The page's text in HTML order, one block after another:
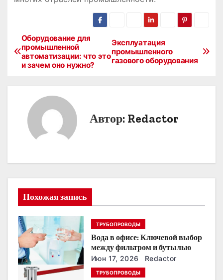
Н
ц
я
п
о
з
Эксплуатация
промышленного
газового оборудования
Оборудование для
промышленной
автоматизации: что это
и зачем оно нужно?
Автор: Redactor
Похожая запись
ТРУБОПРОВОДЫ
Вода в офисе: Ключевой выбор
между фильтром и бутылью
Июн 17, 2026 Redactor
ТРУБОПРОВОДЫ